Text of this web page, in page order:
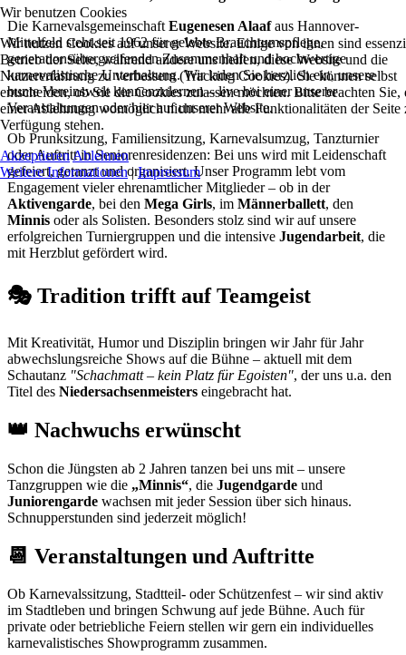
Die Karnevalsgemeinschaft Eugenesen Alaafaus Hannover-
Mittelfeld steht seit 1962 für gelebte Brauchtumspflege,
generationsübergreifenden Zusammenhalt und hochwertige
karnevalistische Unterhaltung. Wir laden Sie herzlich ein, unsere
bunte Vereinswelt kennenzulernen – live bei einer unserer
Veranstaltungen oder hier auf unserer Website.
Ob Prunksitzung, Familiensitzung, Karnevalsumzug, Tanzturnier
oder Auftritt in Seniorenresidenzen: Bei uns wird mit Leidenschaft
gefeiert, getanzt und organisiert. Unser Programm lebt vom
Engagement vieler ehrenamtlicher Mitglieder – ob in der
Aktivengarde, bei den Mega Girls, im Männerballett, den
Minnis oder als Solisten. Besonders stolz sind wir auf unsere
erfolgreichen Turniergruppen und die intensive Jugendarbeit, die
mit Herzblut gefördert wird.
🎭 Tradition trifft auf Teamgeist
Mit Kreativität, Humor und Disziplin bringen wir Jahr für Jahr
abwechslungsreiche Shows auf die Bühne – aktuell mit dem
Schautanz "Schachmatt – kein Platz für Egoisten", der uns u.a. den
Titel des Niedersachsenmeisters eingebracht hat.
👑 Nachwuchs erwünscht
Schon die Jüngsten ab 2 Jahren tanzen bei uns mit – unsere
Tanzgruppen wie die „Minnis“, die Jugendgarde und
Juniorengarde wachsen mit jeder Session über sich hinaus.
Schnupperstunden sind jederzeit möglich!
📆 Veranstaltungen und Auftritte
Ob Karnevalssitzung, Stadtteil- oder Schützenfest – wir sind aktiv
im Stadtleben und bringen Schwung auf jede Bühne. Auch für
private oder betriebliche Feiern stellen wir gern ein individuelles
karnevalistisches Showprogramm zusammen.
Wir benutzen Cookies
Wir nutzen Cookies auf unserer Website. Einige von ihnen sind
Betrieb der Seite, während andere uns helfen, diese Website und die
Nutzererfahrung zu verbessern (Tracking Cookies). Sie können selbst
entscheiden, ob Sie die Cookies zulassen möchten. Bitte beachten Sie,
einer Ablehnung womöglich nicht mehr alle Funktionalitäten der Seite
Verfügung stehen.
AkzeptierenAblehnen
Weitere Informationen|Impressum